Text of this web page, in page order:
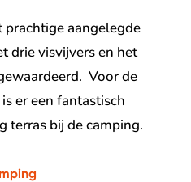
aangelegde
drie visvijvers en het
Voor de
er een fantastisch
terras bij de camping.